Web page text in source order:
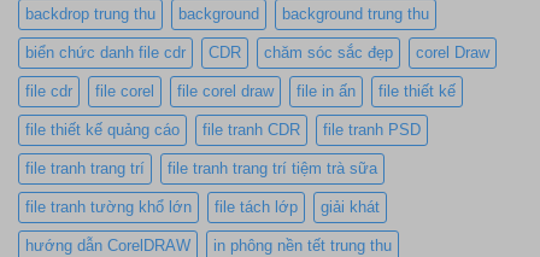
backdrop trung thu background background trung thu
biển chức danh file cdr CDR chăm sóc sắc đẹp corel Draw
file cdr file corel file corel draw file in ấn file thiết kế
file thiết kế quảng cáo file tranh CDR file tranh PSD
file tranh trang trí file tranh trang trí tiệm trà sữa
file tranh tường khổ lớn file tách lớp giải khát
hướng dẫn CorelDRAW in phông nền tết trung thu